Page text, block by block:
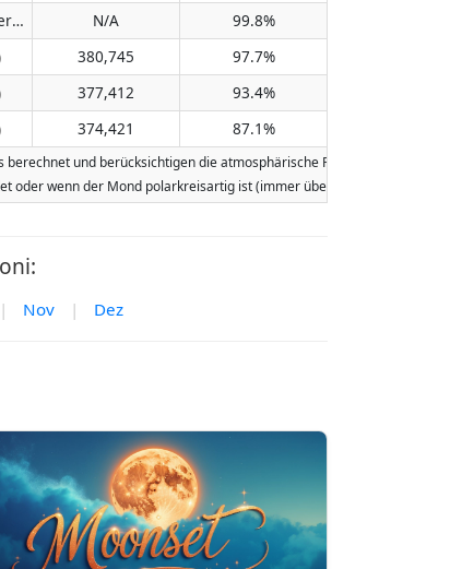
Passiert den Meridian nicht ( N/A )
N/A
99.8%
380,745
97.7%
377,412
93.4%
374,421 87.1%
und berücksichtigen die atmosphärische Refraktion der Erde.
wenn der Mond polarkreisartig ist (immer über oder immer unter
| Nov | Dez